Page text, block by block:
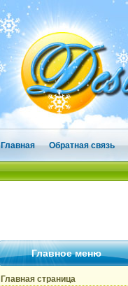
Главная Обратная связь
Главное меню
Главная страница